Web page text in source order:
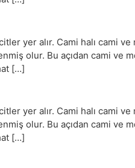
yer alır. Cami halı cami
olur. Bu açıdan cami ve
[…]
yer alır. Cami halı cami
olur. Bu açıdan cami ve
[…]